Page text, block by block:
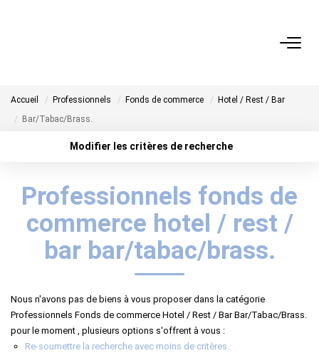
ESTIMER
NOS AGENCES
ALERTE
Accueil Professionnels Fonds de commerce
Hotel / Rest / Bar
Bar/Tabac/Brass.
Modifier les critères de recherche
Sélectionnez...
Type de bien
Surface min
Budget max Plus de critères
Professionnels fonds de
commerce hotel / rest /
bar bar/tabac/brass.
Nous n'avons pas de biens à vous proposer dans la catégorie
Professionnels Fonds de commerce Hotel / Rest / Bar
Bar/Tabac/Brass. pour le moment , plusieurs options s'offrent à vous :
Re-soumettre la recherche avec moins de critères.